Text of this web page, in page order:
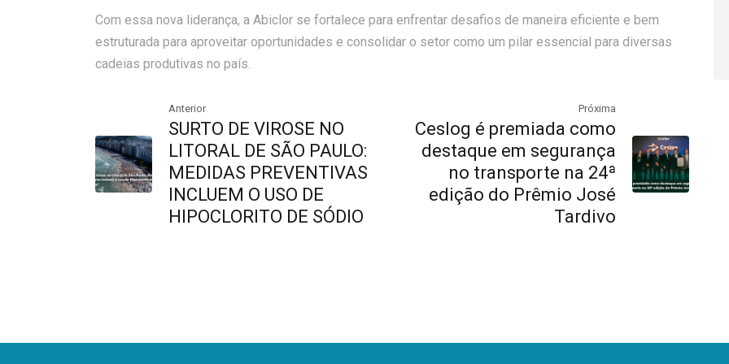
Com essa nova liderança, a Abiclor se fortalece para enfrentar desafios de maneira eficiente e bem
estruturada para aproveitar oportunidades e consolidar o setor como um pilar essencial para diversas
cadeias produtivas no país.
Anterior
SURTO DE VIROSE NO
LITORAL DE SÃO PAULO:
MEDIDAS PREVENTIVAS
INCLUEM O USO DE
HIPOCLORITO DE SÓDIO
Próxima
Ceslog é premiada como
destaque em segurança
no transporte na 24ª
edição do Prêmio José
Tardivo